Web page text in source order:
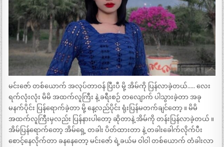
မင်းဇော် တစ်ယောက် အလုပ်တာဝန် ပြီးပီ မို့ အိမ်ကို ပြန်လာခဲ့တယ်….. လေး
ရက်လုံးလုံး မိမိ အထက်လူကြီး နဲ့ ခရီးစဉ် တလျောက် ပါသွားခဲ့တာ အခု
မနက်ပိုင်း ပြန်ရောက်ခဲ့တာ မို့ နေ့လည်ပိုင်း ရုံးပြန်မတက်ချင်တော့ ။ မိမိ
အထက်လူကြီးမှလည်း ပြန်နားပါတော့ ဆိုတာနဲ့ အိမ်ကို တန်းပြန်လာခဲ့တယ် ။
အိမ်ပြန်ရောက်တော့ အိမ်ရှေ့ တခါး ပိတ်ထားတာ နဲ့ တခါးခေါက်လိုက်ပီး
စောင့်နေလိုက်တာ ခနနေတော့ မင်းဇော် ရဲ့ခယ်မ ဝါဝါ တစ်ယောက် တံခါးလာ